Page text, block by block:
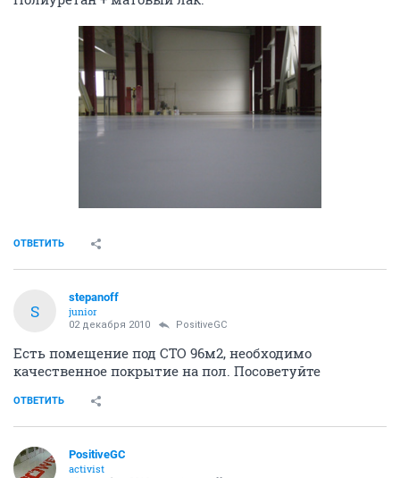
ОТВЕТИТЬ
S
stepanoff
junior
02 декабря 2010 PositiveGC
Есть помещение под СТО 96м2, необходимо
качественное покрытие на пол. Посоветуйте
ОТВЕТИТЬ
PositiveGC
activist